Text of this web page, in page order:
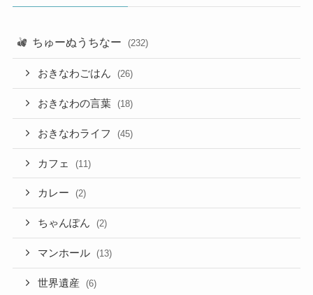
ちゅーぬうちなー (232)
おきなわごはん (26)
おきなわの言葉 (18)
おきなわライフ (45)
カフェ (11)
カレー (2)
ちゃんぽん (2)
マンホール (13)
世界遺産 (6)